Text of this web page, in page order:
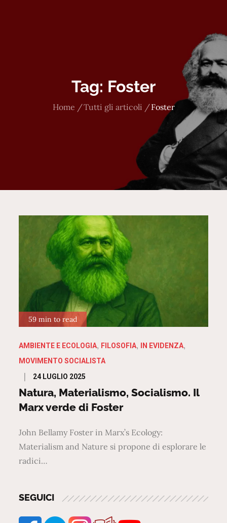
Tag: Foster
Home Tutti gli articoli Foster
59 min to read
AMBIENTE E ECOLOGIA FILOSOFIA
IN EVIDENZA
MOVIMENTO SOCIALISTA
Posted
on
24 LUGLIO 2025
Natura, Materialismo, Socialismo. Il
Marx verde di Foster
John Bellamy Foster in Marx’s Ecology:
Materialism and Nature si propone di esplorare le
radici…
SEGUICI